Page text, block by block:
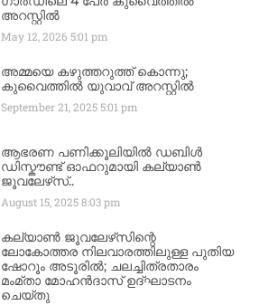
അറസ്റ്റിൽ
May 12, 20265:01 pm
അമ്മയെ കഴുത്തറുത്ത് കൊന്നു;
കുവൈത്തിൽ യുവാവ് അറസ്റ്റിൽ
September 21, 20255:01 pm
ആഭരണ പണിക്കൂലിയിൽ ഡബിൾ
ഡിസ്കൗണ്ട് ഓഫറുമായി കല്യാൺ
ജൂവലേഴ്‌സ്..
August 15, 20258:03 pm
കല്യാൺ ജൂവലേഴ്‌സിന്റെ
ലോകോത്തര നിലവാരത്തിലുള്ള പുതിയ
ഷോറൂം അടൂരിൽ; ചലച്ചിത്രതാരം
മംമ്താ മോഹൻദാസ് ഉദ്ഘാടനം
ചെയ്‌തു